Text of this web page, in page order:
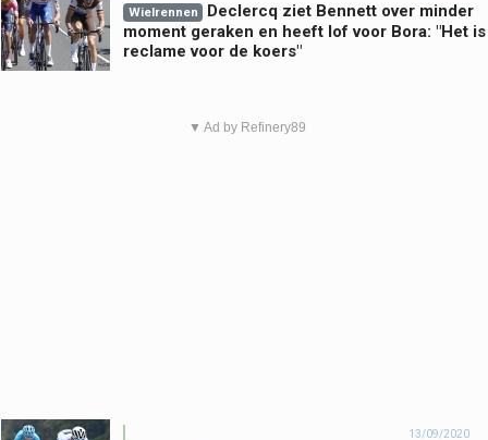
Wielrennen
Declercq ziet Bennett over minder
moment geraken en heeft lof voor Bora: "Het is
reclame voor de koers"
▼ Ad by Refinery89
13/09/2020